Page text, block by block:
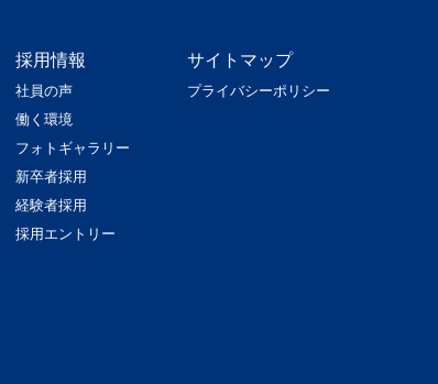
採用情報
社員の声
働く環境
フォトギャラリー
新卒者採用
経験者採用
採用エントリー
サイトマップ
プライバシーポリシー